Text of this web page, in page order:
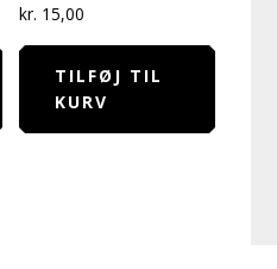
kr. 15,00
TILFØJ TIL
KURV